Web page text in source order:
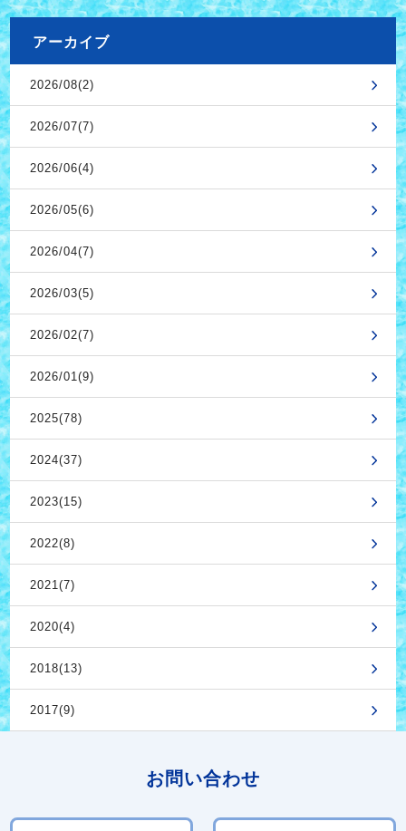
アーカイブ
2026/08(2)
2026/07(7)
2026/06(4)
2026/05(6)
2026/04(7)
2026/03(5)
2026/02(7)
2026/01(9)
2025(78)
2024(37)
2023(15)
2022(8)
2021(7)
2020(4)
2018(13)
2017(9)
お問い合わせ